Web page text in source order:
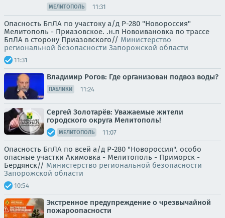
МЕЛИТОПОЛЬ 11:31
Опасность БпЛА по участоку а/д Р-280 "Новороссия"
Мелитополь - Приазовское. .н.п Новоивановка по трассе
БпЛА в сторону Приазовского// Министерство
региональной безопасности Запорожской области
11:31
Владимир Рогов: Где организован подвоз воды?
ПАБЛИКИ 11:24
Сергей Золотарёв: Уважаемые жители
городского округа Мелитополь!
МЕЛИТОПОЛЬ 11:07
Опасность БпЛА по всей а/д Р-280 "Новороссия". особо
опасные участки Акимовка - Мелитополь - Приморск -
Бердянск// Министерство региональной безопасности
Запорожской области
10:54
Экстренное предупреждение о чрезвычайной
пожароопасности